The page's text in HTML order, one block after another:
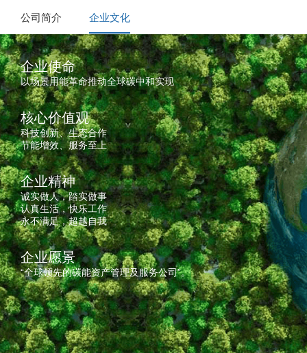
公司简介 企业文化
企业使命
以场景用能革命推动全球碳中和实现
核心价值观
科技创新、生态合作
节能增效、服务至上
企业精神
诚实做人，踏实做事
认真生活，快乐工作
永不满足，超越自我
企业愿景
“全球领先的碳能资产管理及服务公司”。